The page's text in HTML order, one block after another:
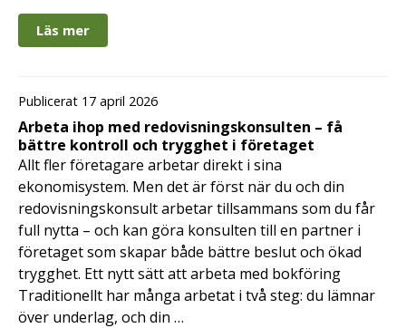
Läs mer
Publicerat 17 april 2026
Arbeta ihop med redovisningskonsulten – få
bättre kontroll och trygghet i företaget
Allt fler företagare arbetar direkt i sina
ekonomisystem. Men det är först när du och din
redovisningskonsult arbetar tillsammans som du får
full nytta – och kan göra konsulten till en partner i
företaget som skapar både bättre beslut och ökad
trygghet. Ett nytt sätt att arbeta med bokföring
Traditionellt har många arbetat i två steg: du lämnar
över underlag, och din …